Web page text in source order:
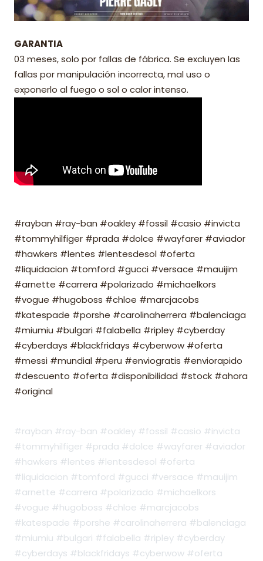
GARANTIA
03 meses, solo por fallas de fábrica. Se excluyen las
fallas por manipulación incorrecta, mal uso o
exponerlo al fuego o sol o calor intenso.
#rayban #ray-ban #oakley #fossil #casio #invicta
#tommyhilfiger #prada #dolce #wayfarer #aviador
#hawkers #lentes #lentesdesol #oferta
#liquidacion #tomford #gucci #versace #mauijim
#arnette #carrera #polarizado #michaelkors
#vogue #hugoboss #chloe #marcjacobs
#katespade #porshe #carolinaherrera #balenciaga
#miumiu #bulgari #falabella #ripley #cyberday
#cyberdays #blackfridays #cyberwow #oferta
#messi #mundial #peru #enviogratis #enviorapido
#descuento #oferta #disponibilidad #stock #ahora
#original
#rayban #ray-ban #oakley #fossil #casio #invicta
#tommyhilfiger #prada #dolce #wayfarer #aviador
#hawkers #lentes #lentesdesol #oferta
#liquidacion #tomford #gucci #versace #mauijim
#arnette #carrera #polarizado #michaelkors
#vogue #hugoboss #chloe #marcjacobs
#katespade #porshe #carolinaherrera #balenciaga
#miumiu #bulgari #falabella #ripley #cyberday
#cyberdays #blackfridays #cyberwow #oferta